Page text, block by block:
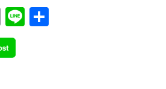
C
o
p
Li